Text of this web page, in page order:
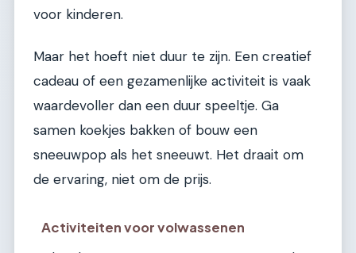
voor kinderen.
Maar het hoeft niet duur te zijn. Een creatief
cadeau of een gezamenlijke activiteit is vaak
waardevoller dan een duur speeltje. Ga
samen koekjes bakken of bouw een
sneeuwpop als het sneeuwt. Het draait om
de ervaring, niet om de prijs.
Activiteiten voor volwassenen